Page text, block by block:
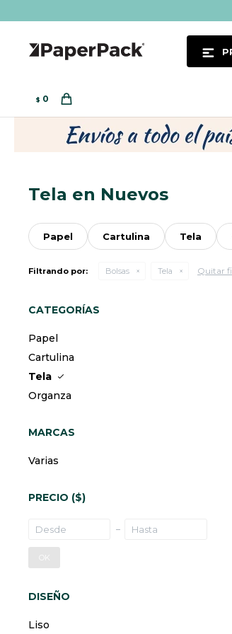
$ 0
Tela en Nuevos
Papel Cartulina Tela
Filtrando por: Bolsas Tela Quitar
CATEGORÍAS
Papel
Cartulina
Tela
Organza
MARCAS
Varias
PRECIO ($)
OK
DISEÑO
Liso